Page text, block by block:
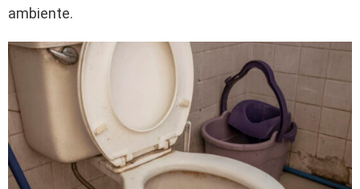
ambiente.